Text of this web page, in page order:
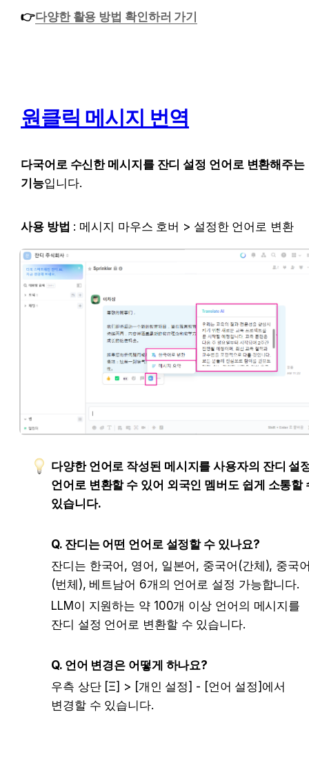
👉다양한 활용 방법 확인하러 가기
원클릭 메시지 번역
다국어로 수신한 메시지를 잔디 설정 언어로 변환해주는
기능입니다.
사용 방법 : 메시지 마우스 호버 > 설정한 언어로 변환
다양한 언어로 작성된 메시지를 사용자의 잔디 설
언어로 변환할 수 있어 외국인 멤버도 쉽게 소통할
있습니다.
Q. 잔디는 어떤 언어로 설정할 수 있나요?
잔디는 한국어, 영어, 일본어, 중국어(간체), 중국
(번체), 베트남어 6개의 언어로 설정 가능합니다.
LLM이 지원하는 약 100개 이상 언어의 메시지를
잔디 설정 언어로 변환할 수 있습니다.
Q. 언어 변경은 어떻게 하나요?
우측 상단 [Ξ] > [개인 설정] - [언어 설정]에서
변경할 수 있습니다.